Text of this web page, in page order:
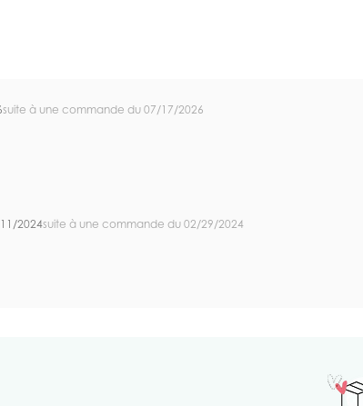
suite à une commande du 07/17/2026
2024suite à une commande du 02/29/2024